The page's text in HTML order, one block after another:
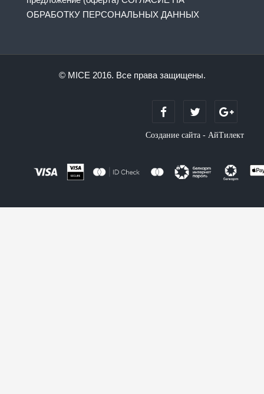
ОБРАБОТКУ ПЕРСОНАЛЬНЫХ ДАННЫХ
© MICE 2016. Все права защищены.
Создание сайта - АйТилект